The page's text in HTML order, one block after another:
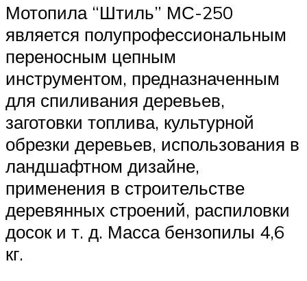
Мотопила “Штиль” МС-250
является полупрофессиональным
переносным цепным
инструментом, предназначенным
для спиливания деревьев,
заготовки топлива, культурной
обрезки деревьев, использования в
ландшафтном дизайне,
применения в строительстве
деревянных строений, распиловки
досок и т. д. Масса бензопилы 4,6
кг.